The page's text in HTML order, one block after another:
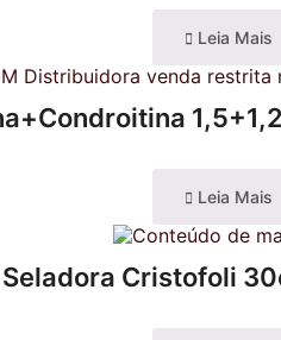
Leia Mais
Leia Mais
Seladora Cristofoli